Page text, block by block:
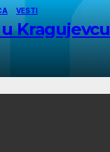
VESTI